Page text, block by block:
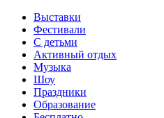
Выставки
Фестивали
С детьми
Активный отдых
Музыка
Шоу
Праздники
Образование